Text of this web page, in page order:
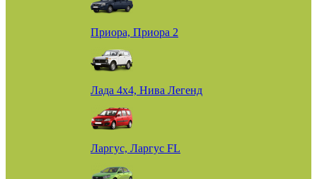
Приора, Приора 2
Лада 4х4, Нива Легенд
Ларгус, Ларгус FL